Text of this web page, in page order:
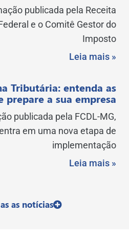
publicada pela Receita
e o Comitê Gestor do
Imposto
Leia mais »
Tributária: entenda as
prepare a sua empresa
publicada pela FCDL-MG,
em uma nova etapa de
implementação
Leia mais »
as notícias